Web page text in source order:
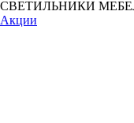
СВЕТИЛЬНИКИ
Акции